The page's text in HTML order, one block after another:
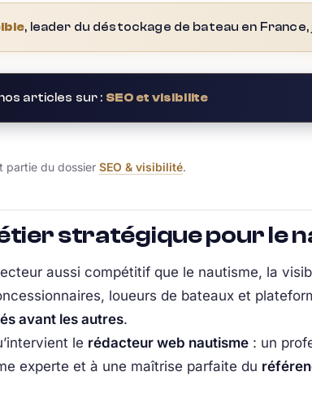
, leader du déstockage de bateau en France,
articles sur : SEO et visibilite
partie du dossier SEO & visibilité.
stratégique pour le
aussi compétitif que le nautisme, la
loueurs de bateaux et
avant les autres.
le rédacteur web nautisme : un
experte et à une maîtrise parfaite du